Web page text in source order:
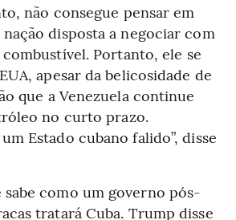
não consegue pensar em
disposta a negociar com
Portanto, ele se
apesar da belicosidade de
que a Venezuela continue
no curto prazo.
Estado cubano falido”, disse
sabe como um governo pós-
tratará Cuba. Trump disse